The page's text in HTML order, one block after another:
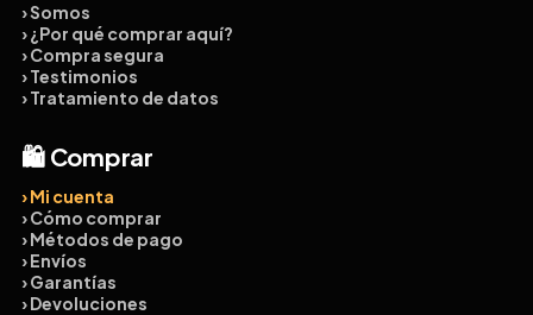
› Somos
› ¿Por qué comprar aquí?
› Compra segura
› Testimonios
› Tratamiento de datos
🛍️ Comprar
› Mi cuenta
› Cómo comprar
› Métodos de pago
› Envíos
› Garantías
› Devoluciones